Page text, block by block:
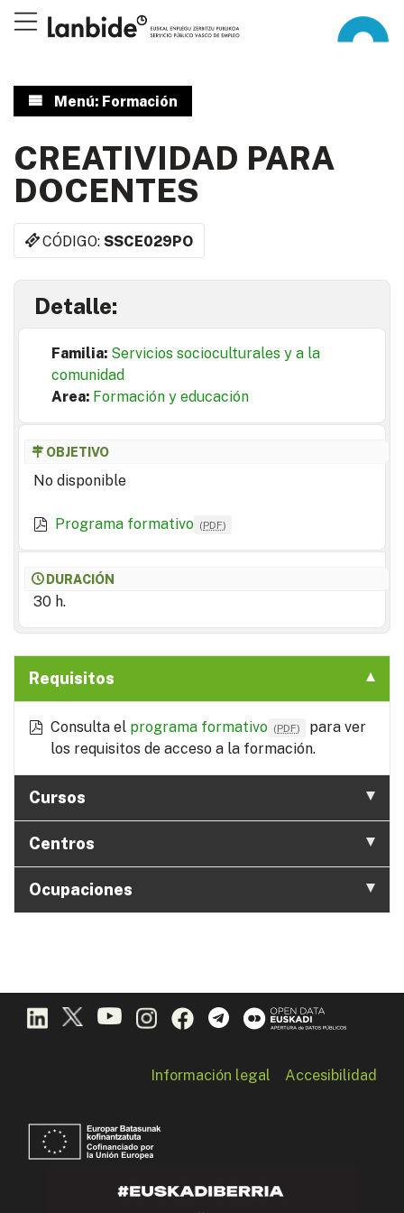
Menú: Formación
CREATIVIDAD PARA
DOCENTES
CÓDIGO:SSCE029PO
Detalle:
Familia: Servicios socioculturales y a la
comunidad
Area: Formación y educación
OBJETIVO
No disponible
Programa formativo (PDF)
DURACIÓN
30 h.
Requisitos
Consulta el programa formativo (PDF)
para ver
los requisitos de acceso a la formación.
Cursos
Centros
Ocupaciones
Información legal Accesibilidad